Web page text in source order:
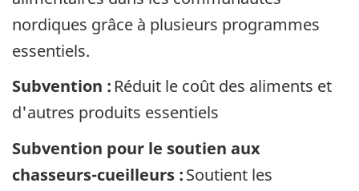
nordiques grâce à plusieurs programmes
essentiels.
Subvention : Réduit le coût des aliments et
d'autres produits essentiels
Subvention pour le soutien aux
chasseurs-cueilleurs :Soutient les